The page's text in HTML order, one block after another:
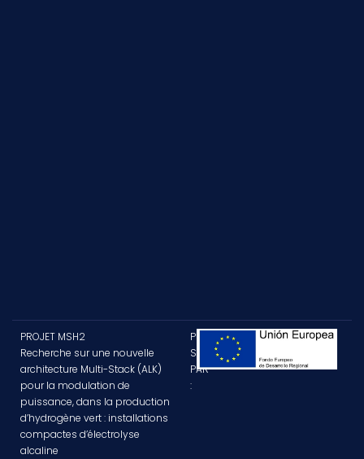
PROJET MSH2
Recherche sur une nouvelle
architecture Multi-Stack (ALK)
pour la modulation de
puissance, dans la production
d’hydrogène vert : installations
compactes d’électrolyse
alcaline
PROJET
SUBVENTIONNÉ
PAR
: